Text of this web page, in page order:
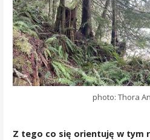
photo: Thora
Z tego co się orientuję w tym